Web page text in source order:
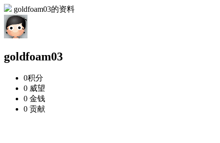
goldfoam03的资料
goldfoam03
0积分
0 威望
0 金钱
0 贡献